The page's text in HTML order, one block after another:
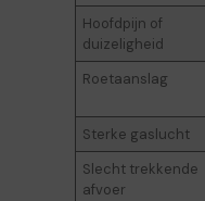
Hoofdpijn of
duizeligheid
Roetaanslag
Sterke gaslucht
Slecht trekkende
afvoer